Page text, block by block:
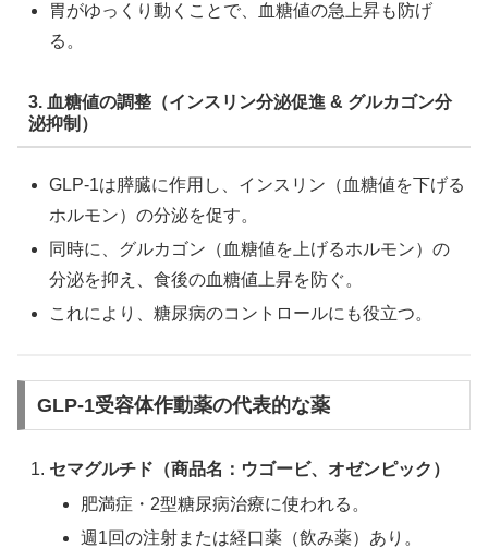
胃がゆっくり動くことで、血糖値の急上昇も防げ
る。
3. 血糖値の調整（インスリン分泌促進 & グルカゴン分
泌抑制）
GLP-1は膵臓に作用し、インスリン（血糖値を下げる
ホルモン）の分泌を促す。
同時に、グルカゴン（血糖値を上げるホルモン）の
分泌を抑え、食後の血糖値上昇を防ぐ。
これにより、糖尿病のコントロールにも役立つ。
GLP-1受容体作動薬の代表的な薬
セマグルチド（商品名：ウゴービ、オゼンピック）
肥満症・2型糖尿病治療に使われる。
週1回の注射または経口薬（飲み薬）あり。